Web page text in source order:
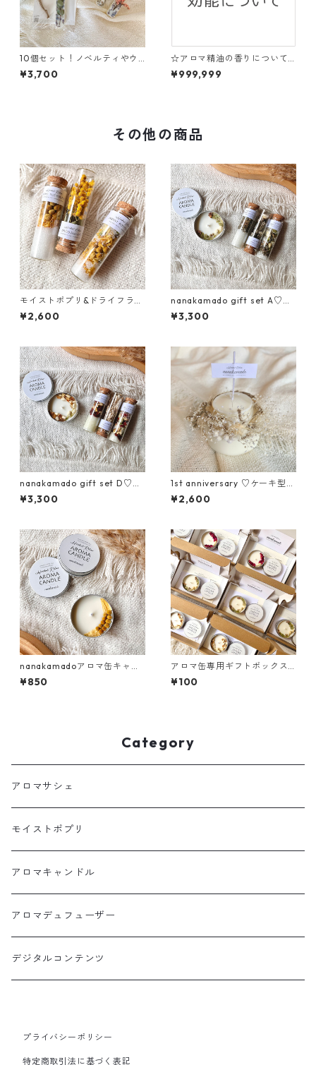
10個セット！ノベルティやウ
ェディングギフトやプチギフ
トに♡miniアロマサシェ《○
¥3,700
☆アロマ精油の香りについて
☆ ※購入不可※
¥999,999
その他の商品
モイストポプリ&ドライフラワ
ー set C♡《○○の香り》ポプ
リ・ドライフラワー・モイス
¥2,600
nanakamado gift set A♡
《○○の香り》アロマキャン
ドル・ドライフラワー・モイ
¥3,300
nanakamado gift set D♡
《○○の香り》アロマキャン
ドル・ドライフラワー・モイ
¥3,300
1st anniversary ♡ケーキ型ア
ロマキャンドル《○○の香
り》アロマキャンドル・ケー
¥2,600
nanakamadoアロマ缶キャン
ドルC♡《○○の香り》キャン
ドル・ドライフラワー・アロ
¥850
アロマ缶専用ギフトボックス
（小さい）※こちらで購入不
可
¥100
Category
アロマサシェ
モイストポプリ
アロマキャンドル
アロマデュフューザー
デジタルコンテンツ
プライバシーポリシー
特定商取引法に基づく表記